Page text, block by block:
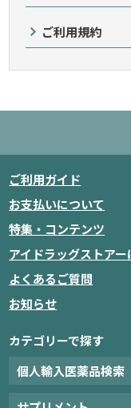
ご利用規約
ご利用ガイド
お支払いについて
特集・コンテンツ
アイドラッグストアー
よくあるご質問
お知らせ
カテゴリーで探す
個人輸入医薬品検索